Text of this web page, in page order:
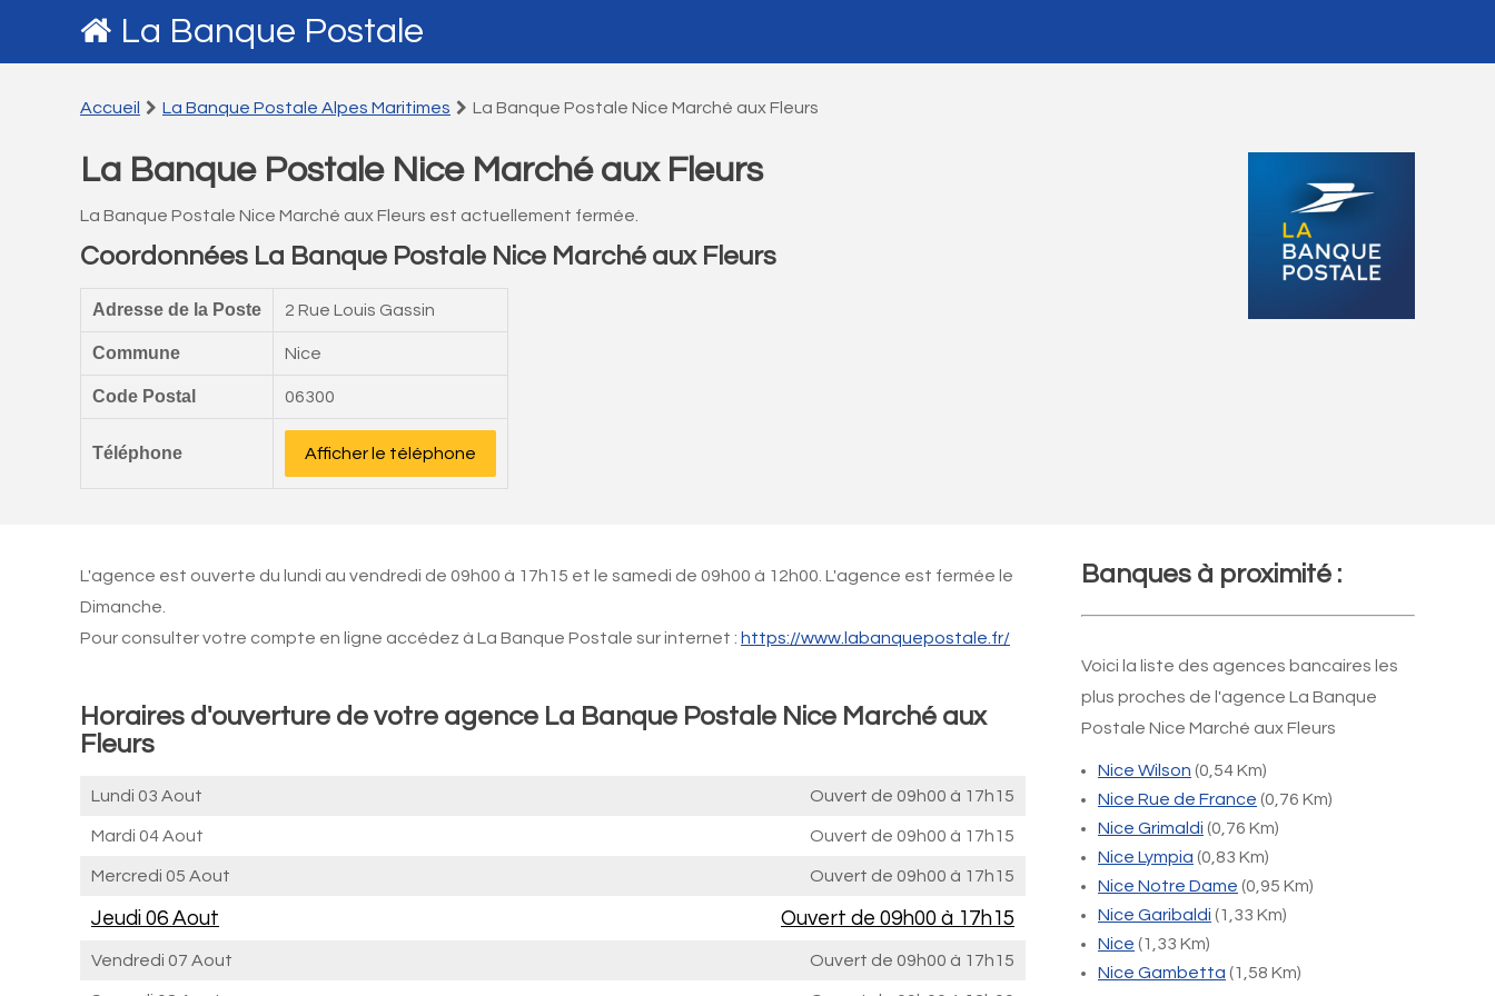
La Banque Postale
Accueil La Banque Postale Alpes Maritimes La Banque Postale Nice Marché aux Fleurs
La Banque Postale Nice Marché aux Fleurs
La Banque Postale Nice Marché aux Fleurs est actuellement fermée.
Coordonnées La Banque Postale Nice Marché aux Fleurs
Adresse de la Poste 2 Rue Louis Gassin
Commune Nice
Code Postal 06300
Téléphone Afficher le téléphone
L'agence est ouverte du lundi au vendredi de 09h00 à 17h15 et le samedi de 09h00 à 12h00. L'agence est fermée le
Dimanche.
Pour consulter votre compte en ligne accédez à La Banque Postale sur internet : https://www.labanquepostale.fr/
Horaires d'ouverture de votre agence La Banque Postale Nice Marché aux
Fleurs
Lundi 03 Aout Ouvert de 09h00 à 17h15
Mardi 04 Aout Ouvert de 09h00 à 17h15
Mercredi 05 Aout Ouvert de 09h00 à 17h15
Jeudi 06 Aout Ouvert de 09h00 à 17h15
Vendredi 07 Aout Ouvert de 09h00 à 17h15
Banques à proximité :
Voici la liste des agences bancaires les
plus proches de l'agence La Banque
Postale Nice Marché aux Fleurs
Nice Wilson (0,54 Km)
Nice Rue de France (0,76 Km)
Nice Grimaldi (0,76 Km)
Nice Lympia (0,83 Km)
Nice Notre Dame (0,95 Km)
Nice Garibaldi (1,33 Km)
Nice (1,33 Km)
Nice Gambetta (1,58 Km)